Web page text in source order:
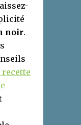
noir.
recette